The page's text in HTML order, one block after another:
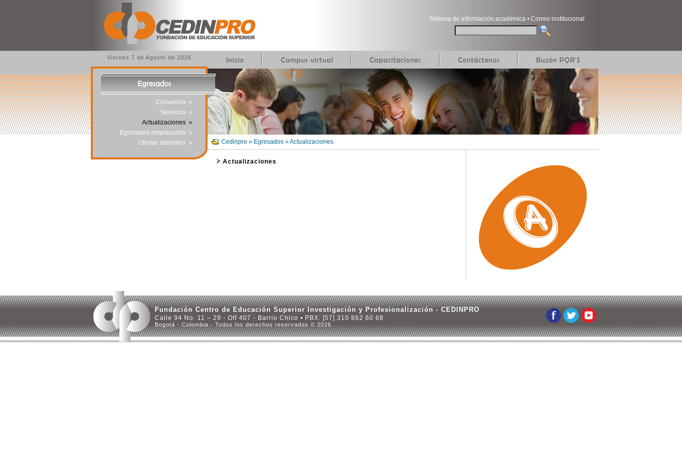
Sistema de información académica • Correo institucional
Viernes 7 de Agosto de 2026
Convenios »
Servicios »
Actualizaciones »
Egresados empresarios »
Ofertas laborales » Cedinpro » Egresados » Actualizaciones
Actualizaciones
Fundación Centro de Educación Superior Investigación y Profesionalización - CEDINPRO
Calle 94 No. 11 – 29 - Off 407 - Barrio Chico • PBX: [57] 310 862 60 68
Bogotá - Colombia - Todos los derechos reservados © 2026